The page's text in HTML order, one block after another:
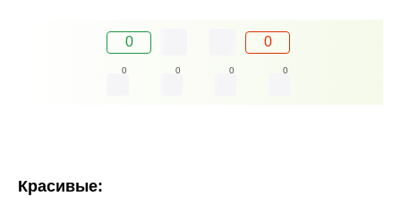
0 0
0 0 0 0
Красивые: